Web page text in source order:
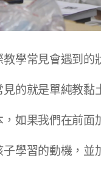
學常見會遇到
的就是單純教黏
如果我們在前面
學習的動機，並